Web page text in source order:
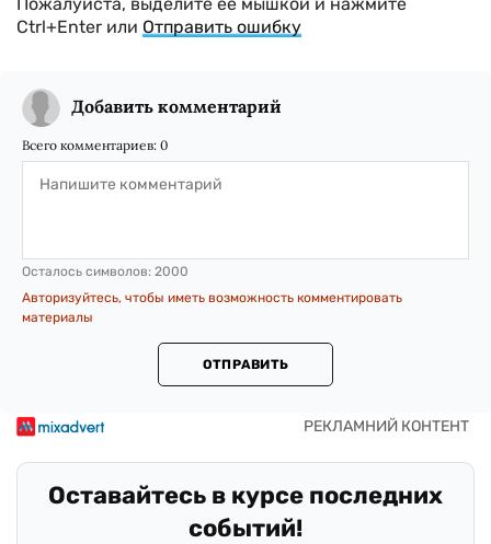
Ctrl+Enter или Отправить ошибку
Добавить комментарий
Всего комментариев: 0
Осталось символов: 2000
Авторизуйтесь, чтобы иметь возможность комментировать
материалы
ОТПРАВИТЬ
Оставайтесь в курсе последних
событий!